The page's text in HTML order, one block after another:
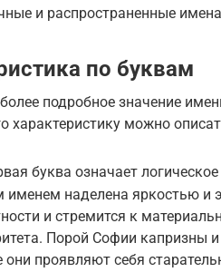
и распространенные
по буквам
подробное значение
характеристику можно
буква означает
именем наделена яркостью и
и стремится к
Порой Софии капризны
они проявляют себя